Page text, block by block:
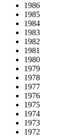
1986
1985
1984
1983
1982
1981
1980
1979
1978
1977
1976
1975
1974
1973
1972